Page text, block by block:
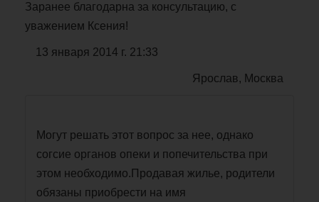
Заранее благодарна за консультацию, с
уважением Ксения!
13 января 2014 г. 21:33
Ярослав, Москва
Могут решать этот вопрос за нее, однако
согсие органов опеки и попечительства при
этом необходимо.Продавая жилье, родители
обязаны приобрести на имя